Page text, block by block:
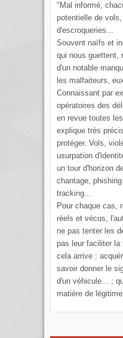
"Mal informé,
potentielle de
d'escroqueries...
Souvent naïfs et
qui nous guettent,
d'un notable
les malfaiteurs,
Connaissant par
opératoires des
en revue toutes
explique très
protéger. Vols,
usurpation
un tour d'horizon
chantage,
tracking...
Pour chaque cas,
réels et vécus,
ne pas tenter les
pas leur faciliter la
cela arrive :
savoir donner le
d'un véhicule... ;
matière de